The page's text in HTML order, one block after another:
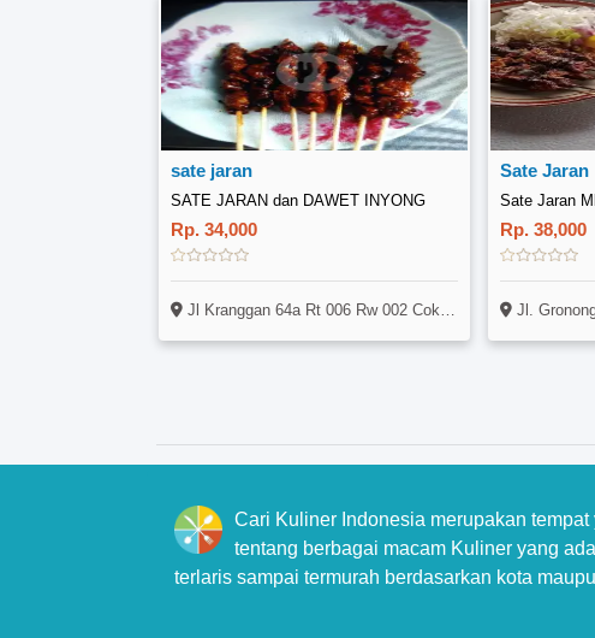
sate jaran
SATE JARAN dan DAWET INYONG
Rp. 34,000
Jl Kranggan 64a Rt 006 Rw 002 Cokrodiningratan Jetis Yogyakarta 55233
Sate Jaran
Sate Jaran
Rp. 38,000
Jl.
Cari Kuliner Indonesia merupakan
tentang berbagai macam Kuliner yang
terlaris sampai termurah berdasarkan kota